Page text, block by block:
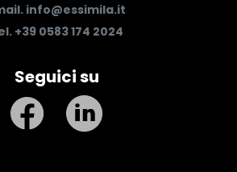
info@essimila.it
+39 0583 174 2024
Seguici su